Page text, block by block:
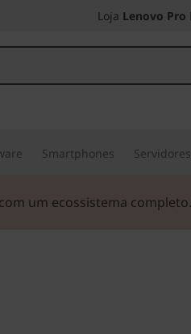
Loja Lenovo Pro
Smartphones
um ecossistema